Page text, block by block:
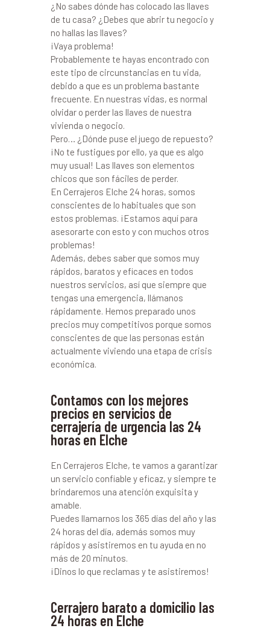
¿No sabes dónde has colocado las llaves
de tu casa? ¿Debes que abrir tu negocio y
no hallas las llaves?
¡Vaya problema!
Probablemente te hayas encontrado con
este tipo de circunstancias en tu vida,
debido a que es un problema bastante
frecuente. En nuestras vidas, es normal
olvidar o perder las llaves de nuestra
vivienda o negocio.
Pero… ¿Dónde puse el juego de repuesto?
¡No te fustigues por ello, ya que es algo
muy usual! Las llaves son elementos
chicos que son fáciles de perder.
En Cerrajeros Elche 24 horas, somos
conscientes de lo habituales que son
estos problemas. ¡Estamos aquí para
asesorarte con esto y con muchos otros
problemas!
Además, debes saber que somos muy
rápidos, baratos y eficaces en todos
nuestros servicios, así que siempre que
tengas una emergencia, llámanos
rápidamente. Hemos preparado unos
precios muy competitivos porque somos
conscientes de que las personas están
actualmente viviendo una etapa de crisis
económica.
Contamos con los mejores
precios en servicios de
cerrajería de urgencia las 24
horas en Elche
En Cerrajeros Elche, te vamos a garantizar
un servicio confiable y eficaz, y siempre te
brindaremos una atención exquisita y
amable.
Puedes llamarnos los 365 días del año y las
24 horas del día, además somos muy
rápidos y asistiremos en tu ayuda en no
más de 20 minutos.
¡Dinos lo que reclamas y te asistiremos!
Cerrajero barato a domicilio las
24 horas en Elche